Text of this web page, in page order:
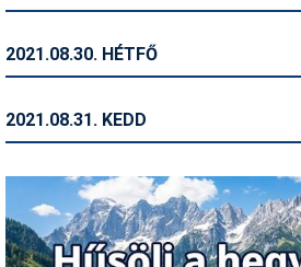
2021.08.30. HÉTFŐ
2021.08.31. KEDD